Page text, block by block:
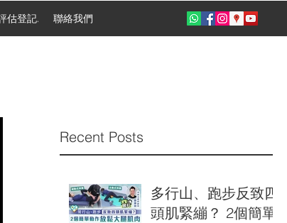
估登記. 聯絡我們
Recent Posts
多行山、跑步反致四
頭肌緊繃？ 2個簡單